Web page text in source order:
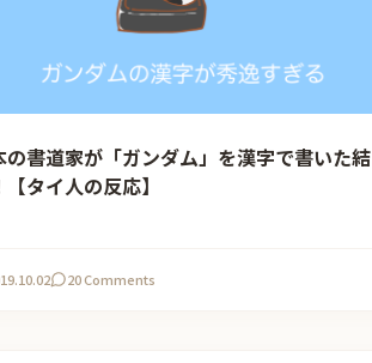
の書道家が「ガンダム」を漢字で書いた結
タイ人の反応】
20 Comments